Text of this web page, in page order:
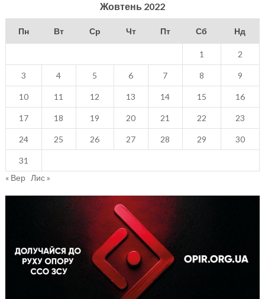
Жовтень 2022
Пн Вт Ср Чт Пт Сб Нд
1 2
3 4 5 6 7 8 9
10 11 12 13 14 15 16
17 18 19 20 21 22 23
24 25 26 27 28 29 30
31
« Вер Лис »